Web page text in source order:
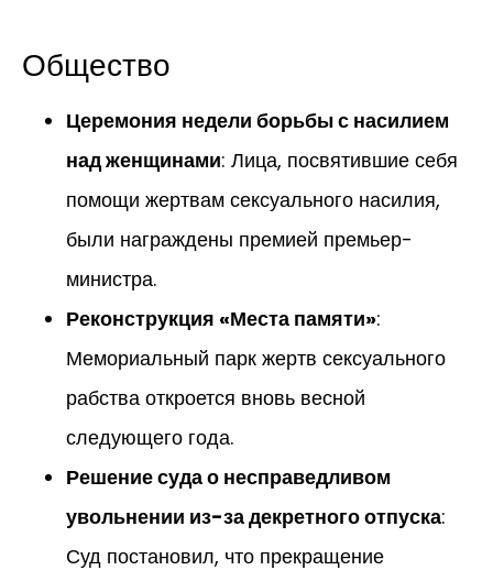
Общество
Церемония недели борьбы с насилием
над женщинами: Лица, посвятившие себя
помощи жертвам сексуального насилия,
были награждены премией премьер-
министра.
Реконструкция «Места памяти»:
Мемориальный парк жертв сексуального
рабства откроется вновь весной
следующего года.
Решение суда о несправедливом
увольнении из-за декретного отпуска:
Суд постановил, что прекращение